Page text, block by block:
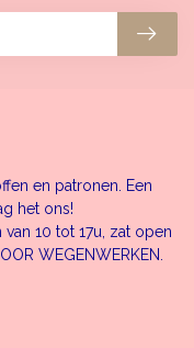
en patronen. Een
het ons!
10 tot 17u, zat open
WEGENWERKEN.